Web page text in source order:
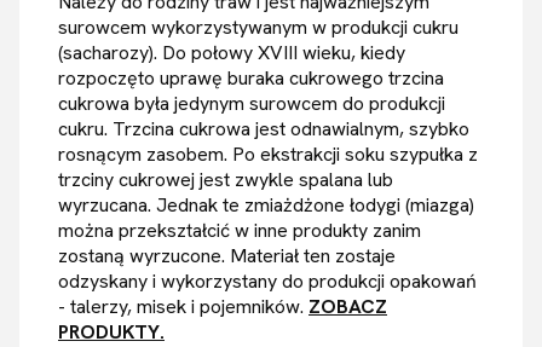
surowcem wykorzystywanym w produkcji cukru
(sacharozy). Do połowy XVIII wieku, kiedy
rozpoczęto uprawę buraka cukrowego trzcina
cukrowa była jedynym surowcem do produkcji
cukru. Trzcina cukrowa jest odnawialnym, szybko
rosnącym zasobem. Po ekstrakcji soku szypułka z
trzciny cukrowej jest zwykle spalana lub
wyrzucana. Jednak te zmiażdżone łodygi (miazga)
można przekształcić w inne produkty zanim
zostaną wyrzucone. Materiał ten zostaje
odzyskany i wykorzystany do produkcji opakowań
- talerzy, misek i pojemników. ZOBACZ
PRODUKTY.